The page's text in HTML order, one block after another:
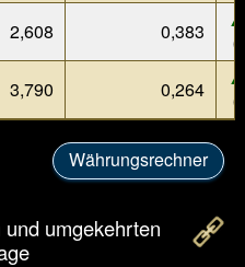
2,608 0,383
▲
3,790 0,264
▲
Währungsrechner
umgekehrten